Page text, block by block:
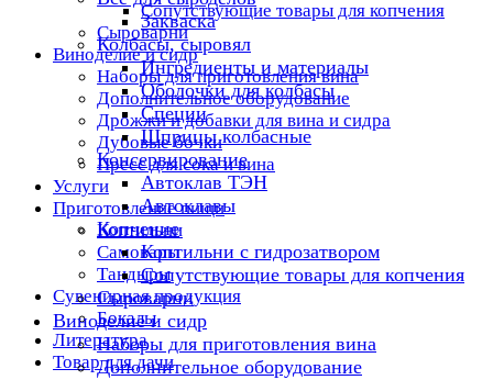
Сопутствующие товары для копчения
Сыроварни
Виноделие и сидр
Наборы для приготовления вина
Дополнительное оборудование
Дрожжи и добавки для вина и сидра
Дубовые бочки
Пресс для сока и вина
Услуги
Приготовление пищи
Коптильни
Самовары
Тандыры
Сувенирная продукция
Бокалы
Литература
Товар для дачи
Закваска
Колбасы, сыровял
Ингредиенты и материалы
Оболочки для колбасы
Специи
Шприцы колбасные
Консервирование
Автоклав ТЭН
Автоклавы
Копчение
Коптильни с гидрозатвором
Сопутствующие товары для копчения
Сыроварни
Виноделие и сидр
Наборы для приготовления вина
Дополнительное оборудование